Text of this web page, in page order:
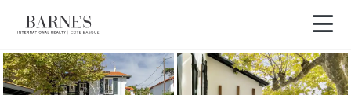
VENDIDO POR BARNES